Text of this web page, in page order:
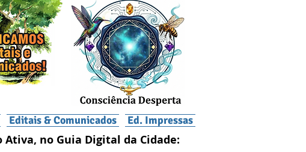
Editais & Comunicados Ed. Impressas
Ativa, no Guia Digital da Cidade: